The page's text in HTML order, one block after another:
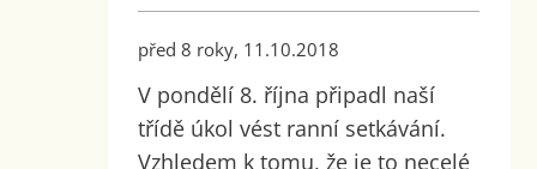
před 8 roky, 11.10.2018
V pondělí 8. října připadl naší
třídě úkol vést ranní setkávání.
Vzhledem k tomu, že je to necelé